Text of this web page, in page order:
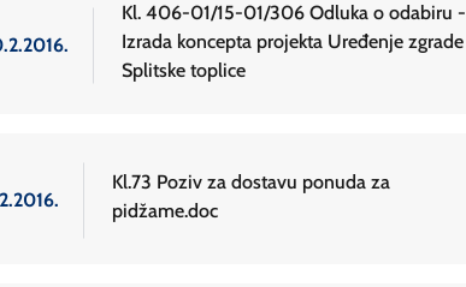
Kl. 406-01/15-01/306 Odluka o odabiru -
Izrada koncepta projekta Uređenje zgrade
Splitske toplice
Kl.73 Poziv za dostavu ponuda za
pidžame.doc